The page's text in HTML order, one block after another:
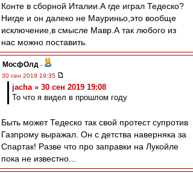
Конте в сборной Италии.А где играл Тедеско?
Нигде и он далеко не Мауриньо,это вообще
исключение,в смысле Мавр.А так любого из
нас можно поставить.
МосфОлд -
30 сен 2019 19:35
jacha » 30 сен 2019 19:08
То что я видел в прошлом году
Быть может Тедеско так свой протест супротив
Газпрому выражал. Он с детства наверняка за
Спартак! Разве что про заправки на Лукойле
пока не известно...